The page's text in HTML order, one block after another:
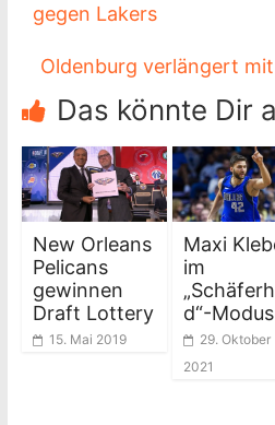
gegen Lakers
Oldenburg verlängert
Das könnte Dir
New Orleans
Pelicans
gewinnen
Draft Lottery
15. Mai 2019
Maxi
im
d“-Modus
29. Oktober
2021